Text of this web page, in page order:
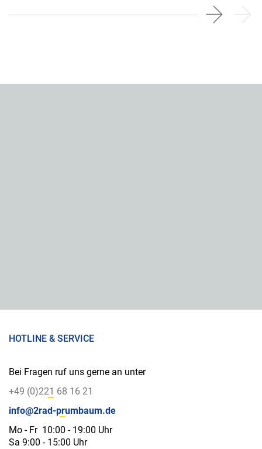
HOTLINE & SERVICE
Bei Fragen ruf uns gerne an unter
+49 (0)221 68 16 21
info@2rad-prumbaum.de
Mo - Fr 10:00 - 19:00 Uhr
Sa 9:00 - 15:00 Uhr